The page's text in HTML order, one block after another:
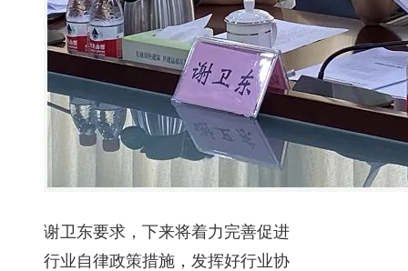
谢卫东要求，下来将着力完善促进
行业自律政策措施，发挥好行业协